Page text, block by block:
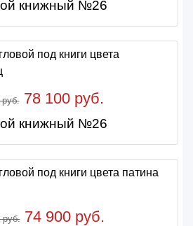
книжный №26
руб.78 100 руб.
книжный №26
руб.74 900 руб.